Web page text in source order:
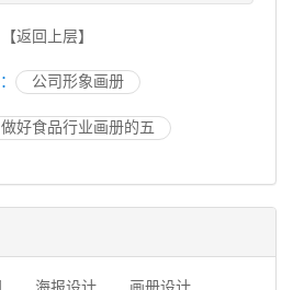
【返回上层】
公司形象画册
做好食品行业画册的五